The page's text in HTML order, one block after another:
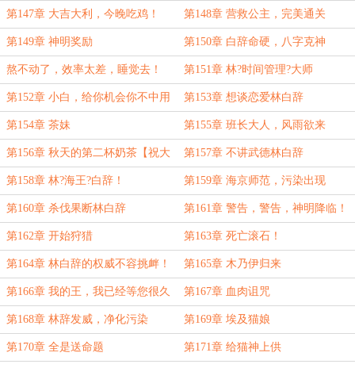
第147章 大吉大利，今晚吃鸡！ 第148章 营救公主，完美通关
第149章 神明奖励 第150章 白辞命硬，八字克神
熬不动了，效率太差，睡觉去！ 第151章 林?时间管理?大师
第152章 小白，给你机会你不中用
呀！
第153章 想谈恋爱林白辞
第154章 茶妹 第155章 班长大人，风雨欲来
第156章 秋天的第二杯奶茶【祝大
家中秋快乐！】
第157章 不讲武德林白辞
第158章 林?海王?白辞！ 第159章 海京师范，污染出现
第160章 杀伐果断林白辞 第161章 警告，警告，神明降临！
第162章 开始狩猎 第163章 死亡滚石！
第164章 林白辞的权威不容挑衅！ 第165章 木乃伊归来
第166章 我的王，我已经等您很久
了！
第167章 血肉诅咒
第168章 林辞发威，净化污染 第169章 埃及猫娘
第170章 全是送命题 第171章 给猫神上供